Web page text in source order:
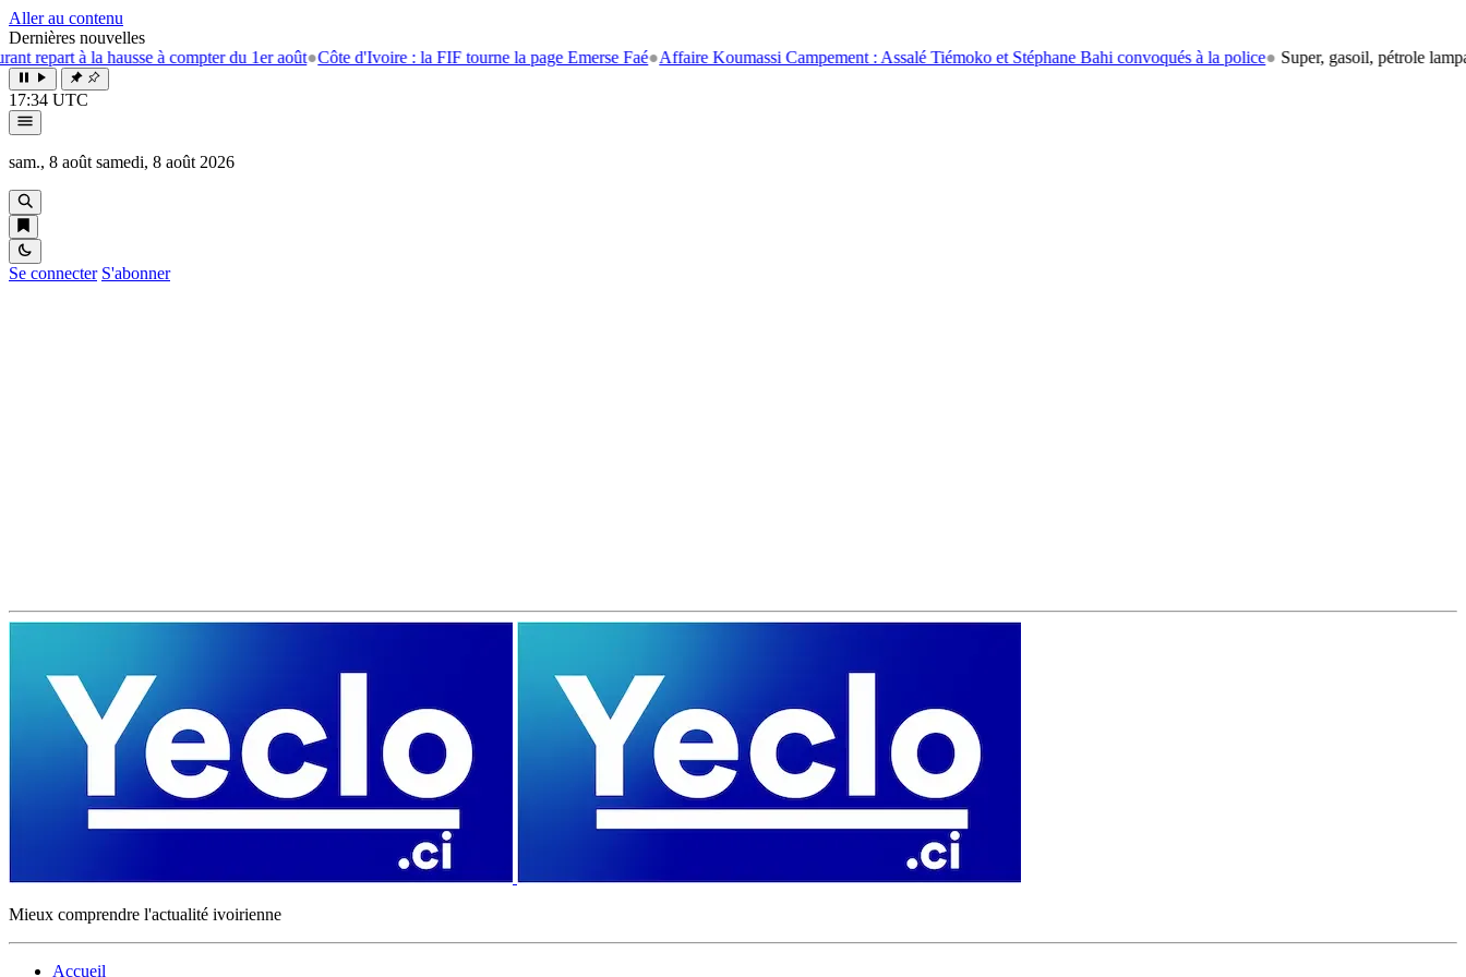
Aller au contenu
Dernières nouvelles
à la hausse à compter du 1er août●Côte d'Ivoire : la FIF tourne la page Emerse Faé●Affaire Koumassi Campement : Assalé Tiémoko et Stéphane Bahi convoqués à la police● Super, gasoil, pétrole lampant: le
17:34 UTC
sam., 8 août samedi, 8 août 2026
Se connecter S'abonner
Mieux comprendre l'actualité ivoirienne
Accueil